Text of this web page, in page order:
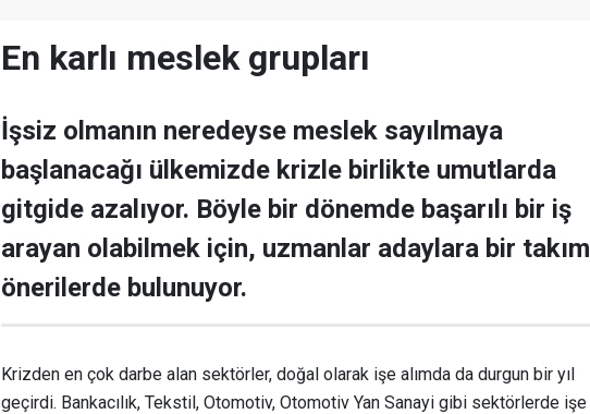
En karlı meslek grupları
İşsiz olmanın neredeyse meslek sayılmaya
başlanacağı ülkemizde krizle birlikte umutlarda
gitgide azalıyor. Böyle bir dönemde başarılı bir iş
arayan olabilmek için, uzmanlar adaylara bir takım
önerilerde bulunuyor.
Krizden en çok darbe alan sektörler, doğal olarak işe alımda da durgun bir yıl
geçirdi. Bankacılık, Tekstil, Otomotiv, Otomotiv Yan Sanayi gibi sektörlerde işe